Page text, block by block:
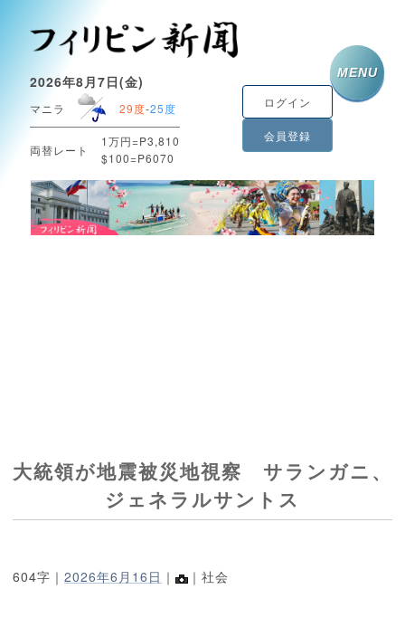
2026年8月7日(金)
マニラ 29度-25度
両替レート
1万円=P3,810
$100=P6070
ログイン
会員登録
MENU
大統領が地震被災地視察 サランガニ、
ジェネラルサントス
604字｜ 2026年6月16日 ｜ ｜社会